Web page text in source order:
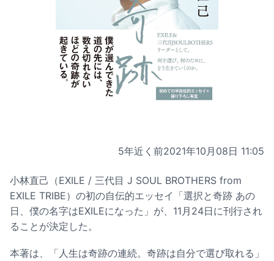
5年近く前2021年10月08日 11:05
小林直己（EXILE / 三代目 J SOUL BROTHERS from
EXILE TRIBE）の初の自伝的エッセイ「選択と奇跡 あの
日、僕の名字はEXILEになった」が、11月24日に刊行され
ることが決定した。
本著は、「人生は奇跡の連続。奇跡は自分で選び取れる」